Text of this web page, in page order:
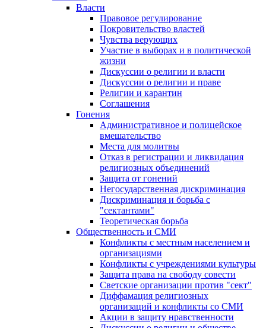
Власти
Правовое регулирование
Покровительство властей
Чувства верующих
Участие в выборах и в политической
жизни
Дискуссии о религии и власти
Дискуссии о религии и праве
Религии и карантин
Соглашения
Гонения
Административное и полицейское
вмешательство
Места для молитвы
Отказ в регистрации и ликвидация
религиозных объединений
Защита от гонений
Негосударственная дискриминация
Дискриминация и борьба с
"сектантами"
Теоретическая борьба
Общественность и СМИ
Конфликты с местным населением и
организациями
Конфликты с учреждениями культуры
Защита права на свободу совести
Светские организации против "сект"
Диффамация религиозных
организаций и конфликты со СМИ
Акции в защиту нравственности